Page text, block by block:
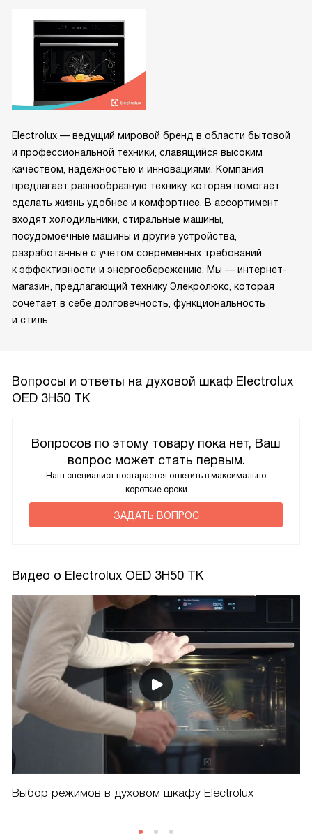
Electrolux — ведущий мировой бренд в области бытовой
и профессиональной техники, славящийся высоким
качеством, надежностью и инновациями. Компания
предлагает разнообразную технику, которая помогает
сделать жизнь удобнее и комфортнее. В ассортимент
входят холодильники, стиральные машины,
посудомоечные машины и другие устройства,
разработанные с учетом современных требований
к эффективности и энергосбережению. Мы — интернет-
магазин, предлагающий технику Элекролюкс, которая
сочетает в себе долговечность, функциональность
и стиль.
Вопросы и ответы на духовой шкаф Electrolux
OED 3H50 TK
Вопросов по этому товару пока нет, Ваш
вопрос может стать первым.
Наш специалист постарается ответить в максимально
короткие сроки
ЗАДАТЬ ВОПРОС
Видео о Electrolux OED 3H50 TK
Выбор режимов в духовом шкафу Electrolux